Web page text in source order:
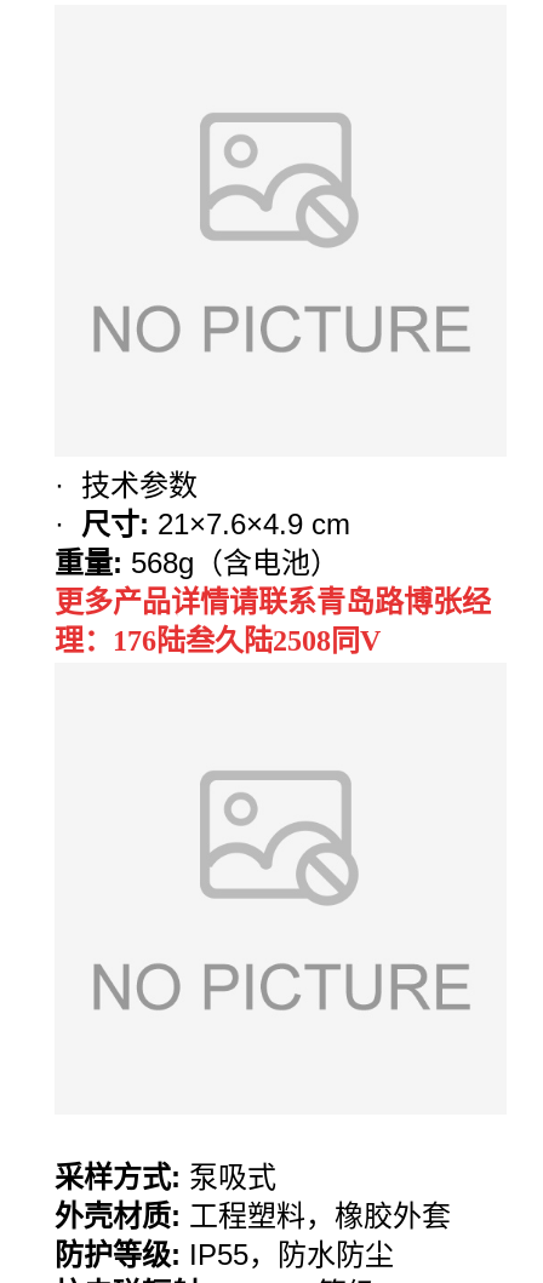
· 技术参数
· 尺寸: 21×7.6×4.9 cm
重量: 568g （含电池）
更多产品详情请联系青岛路博张经
理：176陆叁久陆2508同V
采样方式: 泵吸式
外壳材质: 工程塑料，橡胶外套
防护等级: IP55，防水防尘